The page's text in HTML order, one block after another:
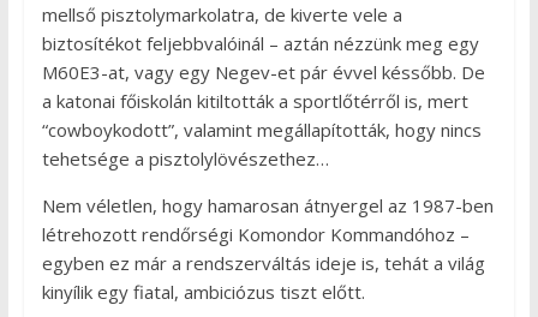
mellső pisztolymarkolatra, de kiverte vele a
biztosítékot feljebbvalóinál – aztán nézzünk meg egy
M60E3-at, vagy egy Negev-et pár évvel késsőbb. De
a katonai főiskolán kitiltották a sportlőtérről is, mert
“cowboykodott”, valamint megállapították, hogy nincs
tehetsége a pisztolylövészethez…
Nem véletlen, hogy hamarosan átnyergel az 1987-ben
létrehozott rendőrségi Komondor Kommandóhoz –
egyben ez már a rendszerváltás ideje is, tehát a világ
kinyílik egy fiatal, ambiciózus tiszt előtt.